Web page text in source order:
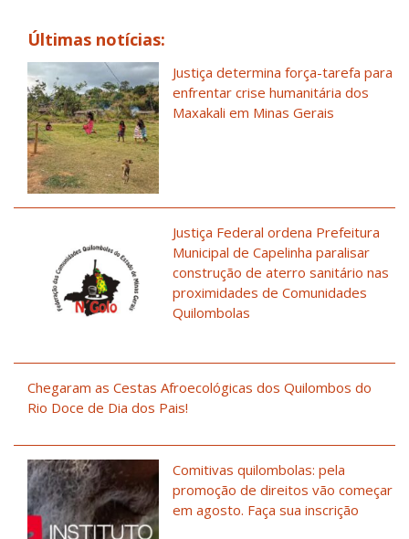
Últimas notícias:
Justiça determina força-tarefa para
enfrentar crise humanitária dos
Maxakali em Minas Gerais
Justiça Federal ordena Prefeitura
Municipal de Capelinha paralisar
construção de aterro sanitário nas
proximidades de Comunidades
Quilombolas
Chegaram as Cestas Afroecológicas dos Quilombos do
Rio Doce de Dia dos Pais!
Comitivas quilombolas: pela
promoção de direitos vão começar
em agosto. Faça sua inscrição